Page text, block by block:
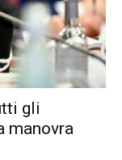
gli
manovra